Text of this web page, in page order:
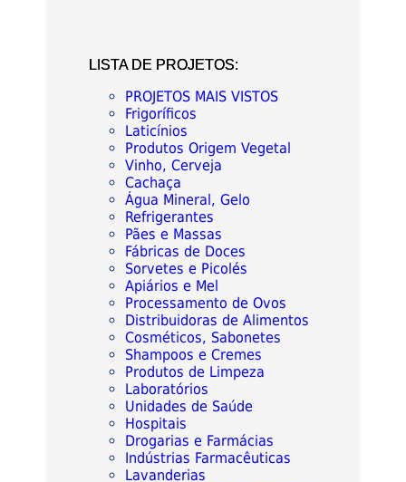
LISTA DE PROJETOS:
PROJETOS MAIS VISTOS
Frigoríficos
Laticínios
Produtos Origem Vegetal
Vinho, Cerveja
Cachaça
Água Mineral, Gelo
Refrigerantes
Pães e Massas
Fábricas de Doces
Sorvetes e Picolés
Apiários e Mel
Processamento de Ovos
Distribuidoras de Alimentos
Cosméticos, Sabonetes
Shampoos e Cremes
Produtos de Limpeza
Laboratórios
Unidades de Saúde
Hospitais
Drogarias e Farmácias
Indústrias Farmacêuticas
Lavanderias